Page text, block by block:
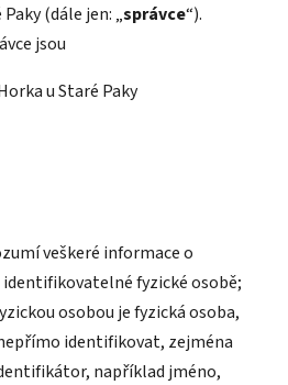
(dále jen: „správce“).
jsou
u Staré Paky
veškeré informace o
fyzické osobě;
osobou je fyzická osoba,
identifikovat, zejména
například jméno,